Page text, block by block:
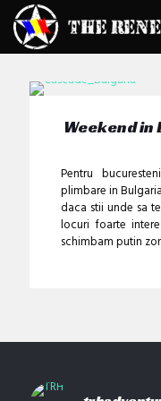
Weekend in
Pentru
plimbare in
daca stii unde sa
locuri foarte
schimbam putin